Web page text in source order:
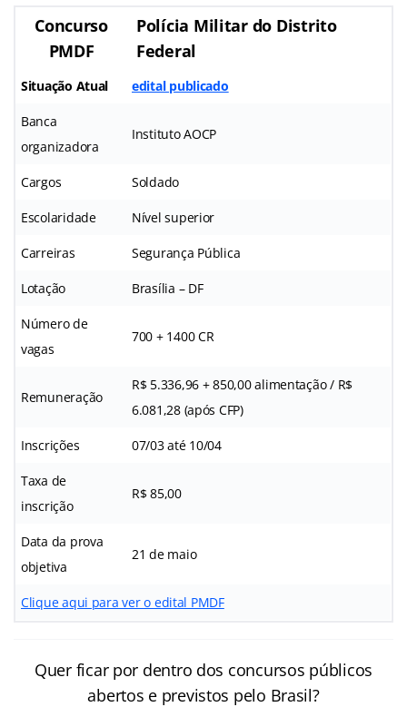
Concurso
PMDF
Polícia Militar do Distrito
Federal
Situação Atual edital publicado
Banca
organizadora
Instituto AOCP
Cargos Soldado
Escolaridade Nível superior
Carreiras Segurança Pública
Lotação Brasília – DF
Número de
vagas
700 + 1400 CR
Remuneração
R$ 5.336,96 + 850,00 alimentação / R$
6.081,28 (após CFP)
Inscrições 07/03 até 10/04
Taxa de
inscrição
R$ 85,00
Data da prova
objetiva
21 de maio
Clique aqui para ver o edital PMDF
Quer ficar por dentro dos concursos públicos
abertos e previstos pelo Brasil?